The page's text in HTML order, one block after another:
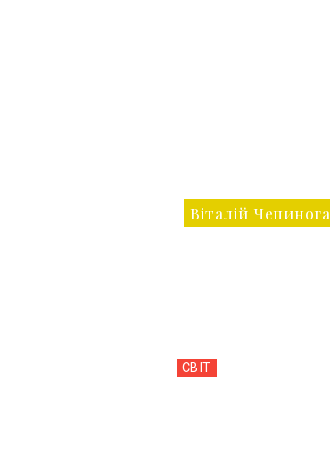
Віталій Чепинога
СВІТ